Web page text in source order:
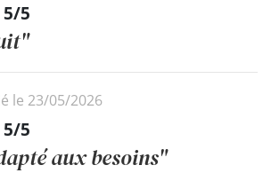
5/5
le 23/05/2026
5/5
aux besoins"